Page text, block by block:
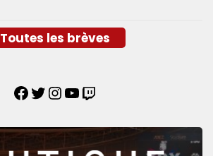
Toutes les brèves